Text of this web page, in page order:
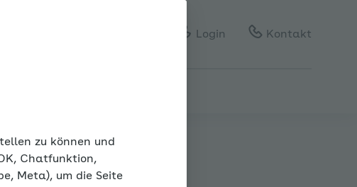
Gebärdensprache
Leichte Sprache
Login Kontakt
zu können und
Chatfunktion,
Meta), um die Seite